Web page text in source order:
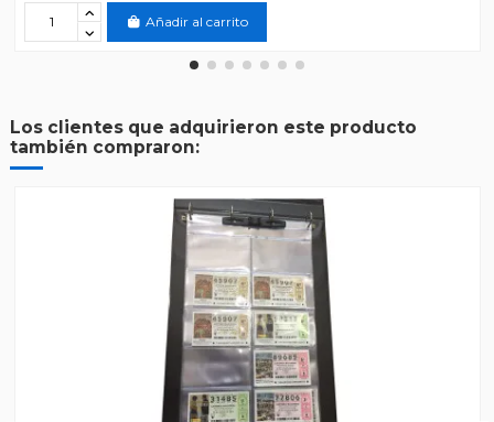
Añadir al carrito
Los clientes que adquirieron este producto
también compraron: